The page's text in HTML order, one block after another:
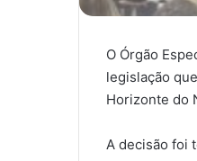
O Órgão
legislação
Horizonte do
A decisão foi